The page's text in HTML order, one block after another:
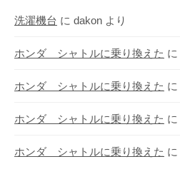
洗濯機台 に dakon より
ホンダ シャトルに乗り換えた に
ホンダ シャトルに乗り換えた に
ホンダ シャトルに乗り換えた に
ホンダ シャトルに乗り換えた に